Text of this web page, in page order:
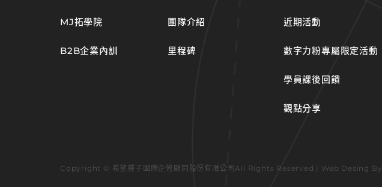
MJ拓學院
B2B企業內訓
團隊介紹
里程碑
近期活動
數字力粉專屬限定活動
學員課後回饋
觀點分享
Copyright © 希望種子國際企管顧問股份有限公司All Rights Reserved | Web Desing By